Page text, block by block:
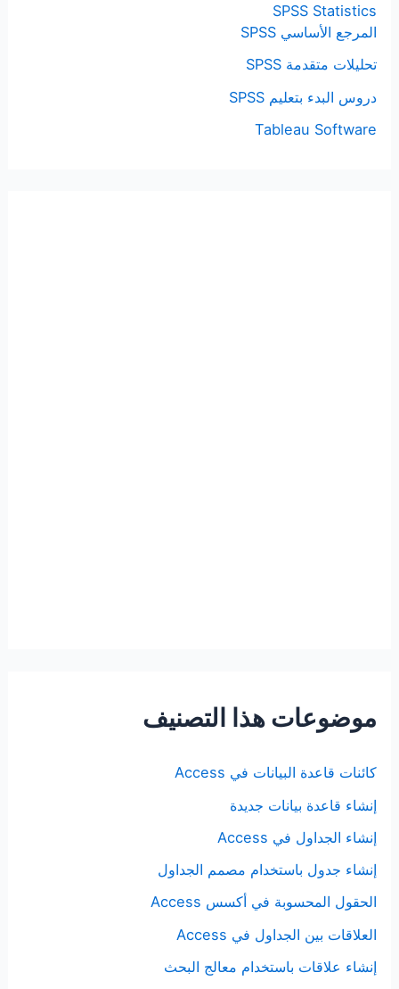
SPSS Statistics
المرجع الأساسي SPSS
تحليلات متقدمة SPSS
دروس البدء بتعليم SPSS
Tableau Software
موضوعات هذا التصنيف
كائنات قاعدة البيانات في Access
إنشاء قاعدة بيانات جديدة
إنشاء الجداول في Access
إنشاء جدول باستخدام مصمم الجداول
الحقول المحسوبة في أكسس Access
العلاقات بين الجداول في Access
إنشاء علاقات باستخدام معالج البحث